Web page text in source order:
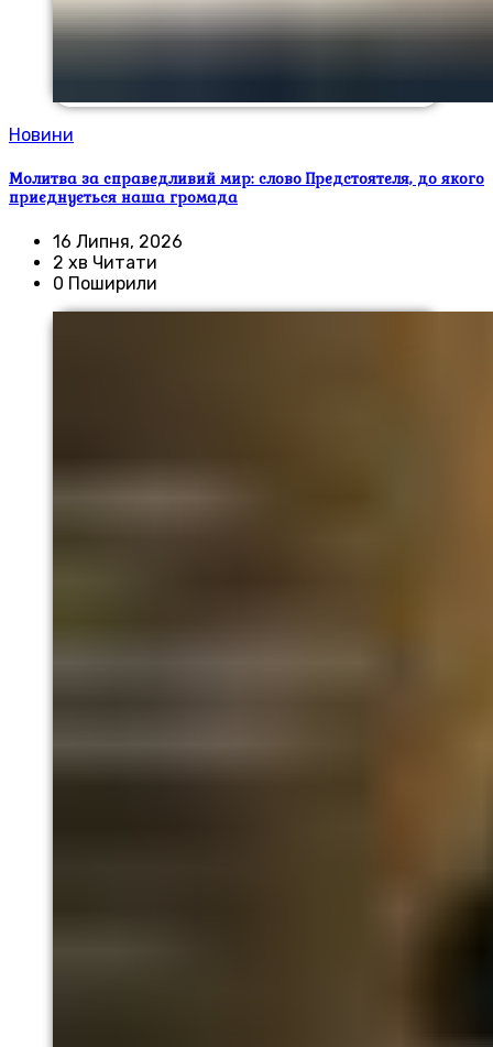
Новини
Молитва за справедливий мир: слово Предстоятеля, до якого
приєднується наша громада
16 Липня, 2026
2 хв Читати
0 Поширили